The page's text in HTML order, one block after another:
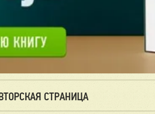
СТРАНИЦА